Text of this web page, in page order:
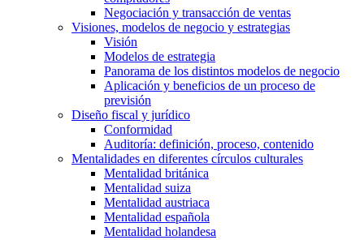
Negociación y transacción de ventas
Visiones, modelos de negocio y estrategias
Visión
Modelos de estrategia
Panorama de los distintos modelos de negocio
Aplicación y beneficios de un proceso de
previsión
Diseño fiscal y jurídico
Conformidad
Auditoría: definición, proceso, contenido
Mentalidades en diferentes círculos culturales
Mentalidad británica
Mentalidad suiza
Mentalidad austriaca
Mentalidad española
Mentalidad holandesa